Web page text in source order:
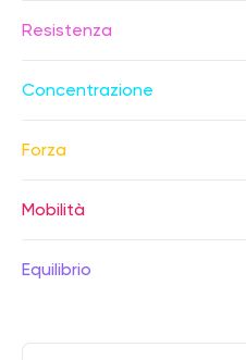
Resistenza
Concentrazione
Forza
Mobilità
Equilibrio